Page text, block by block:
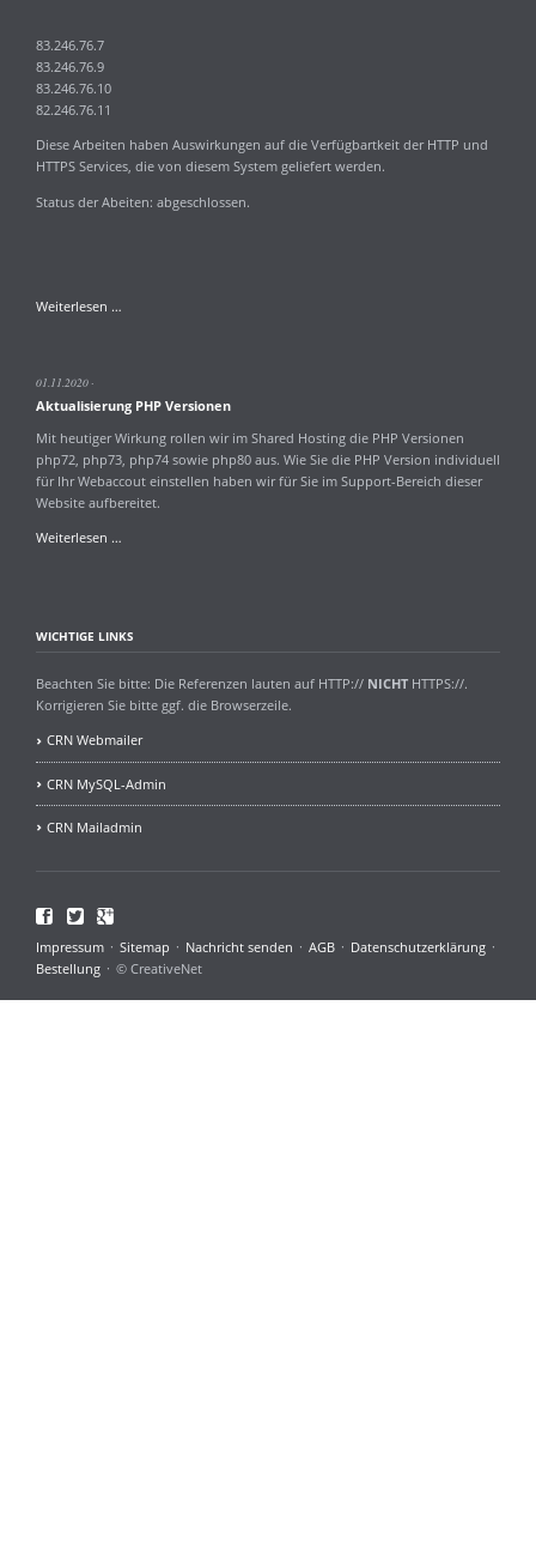
83.246.76.7
83.246.76.9
83.246.76.10
82.246.76.11
Diese Arbeiten haben Auswirkungen auf die Verfügbartkeit der HTTP und
HTTPS Services, die von diesem System geliefert werden.
Status der Abeiten: abgeschlossen.
Weiterlesen …Wartungsarbeiten
01.11.2020
Aktualisierung PHP Versionen
Mit heutiger Wirkung rollen wir im Shared Hosting die PHP Versionen
php72, php73, php74 sowie php80 aus. Wie Sie die PHP Version individuell
für Ihr Webaccout einstellen haben wir für Sie im Support-Bereich dieser
Website aufbereitet.
Weiterlesen …Aktualisierung
WICHTIGE LINKS
Beachten Sie bitte: Die Referenzen lauten auf HTTP:// NICHTHTTPS://.
Korrigieren Sie bitte ggf. die Browserzeile.
CRN Webmailer
CRN MySQL-Admin
CRN Mailadmin
Facebook
Twitter
Navigation
überspringen
Impressum Sitemap Nachricht senden AGB
Datenschutzerklärung
Bestellung
© CreativeNet